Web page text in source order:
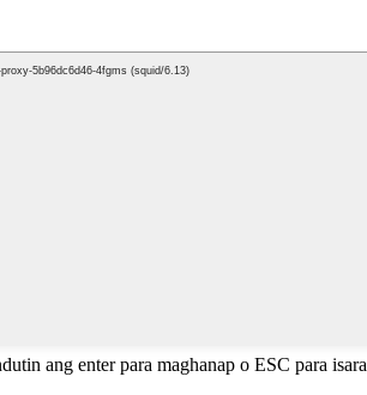
ang enter para maghanap o ESC para isara